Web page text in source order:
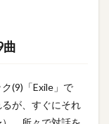
曲
(9)「Exile」で
が、すぐにそれ